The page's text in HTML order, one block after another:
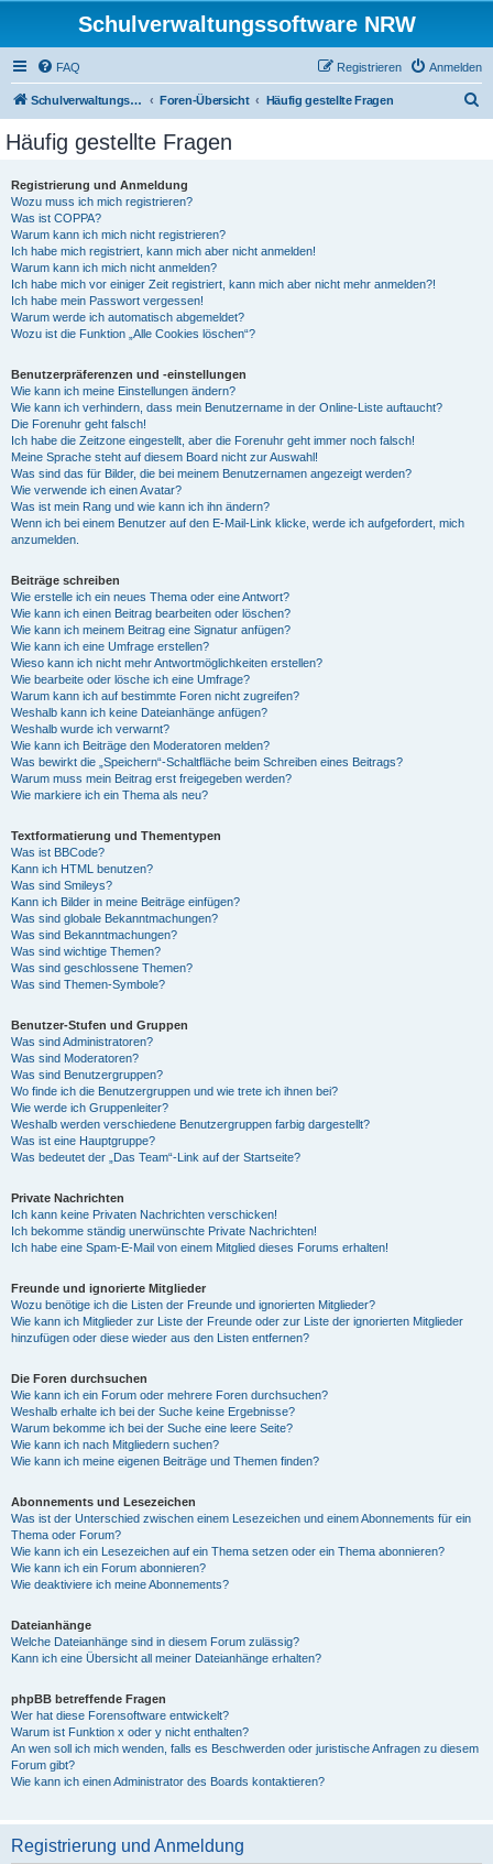
Schulverwaltungssoftware NRW
FAQ Anmelden
Registrieren
Schulverwaltungssoftware NRW Foren-Übersicht Häufig gestellte Fragen
Häufig gestellte Fragen
Registrierung und Anmeldung
Wozu muss ich mich registrieren?
Was ist COPPA?
Warum kann ich mich nicht registrieren?
Ich habe mich registriert, kann mich aber nicht anmelden!
Warum kann ich mich nicht anmelden?
Ich habe mich vor einiger Zeit registriert, kann mich aber nicht mehr anmelden?!
Ich habe mein Passwort vergessen!
Warum werde ich automatisch abgemeldet?
Wozu ist die Funktion „Alle Cookies löschen“?
Benutzerpräferenzen und -einstellungen
Wie kann ich meine Einstellungen ändern?
Wie kann ich verhindern, dass mein Benutzername in der Online-Liste auftaucht?
Die Forenuhr geht falsch!
Ich habe die Zeitzone eingestellt, aber die Forenuhr geht immer noch falsch!
Meine Sprache steht auf diesem Board nicht zur Auswahl!
Was sind das für Bilder, die bei meinem Benutzernamen angezeigt werden?
Wie verwende ich einen Avatar?
Was ist mein Rang und wie kann ich ihn ändern?
Wenn ich bei einem Benutzer auf den E-Mail-Link klicke, werde ich aufgefordert, mich
anzumelden.
Beiträge schreiben
Wie erstelle ich ein neues Thema oder eine Antwort?
Wie kann ich einen Beitrag bearbeiten oder löschen?
Wie kann ich meinem Beitrag eine Signatur anfügen?
Wie kann ich eine Umfrage erstellen?
Wieso kann ich nicht mehr Antwortmöglichkeiten erstellen?
Wie bearbeite oder lösche ich eine Umfrage?
Warum kann ich auf bestimmte Foren nicht zugreifen?
Weshalb kann ich keine Dateianhänge anfügen?
Weshalb wurde ich verwarnt?
Wie kann ich Beiträge den Moderatoren melden?
Was bewirkt die „Speichern“-Schaltfläche beim Schreiben eines Beitrags?
Warum muss mein Beitrag erst freigegeben werden?
Wie markiere ich ein Thema als neu?
Textformatierung und Thementypen
Was ist BBCode?
Kann ich HTML benutzen?
Was sind Smileys?
Kann ich Bilder in meine Beiträge einfügen?
Was sind globale Bekanntmachungen?
Was sind Bekanntmachungen?
Was sind wichtige Themen?
Was sind geschlossene Themen?
Was sind Themen-Symbole?
Benutzer-Stufen und Gruppen
Was sind Administratoren?
Was sind Moderatoren?
Was sind Benutzergruppen?
Wo finde ich die Benutzergruppen und wie trete ich ihnen bei?
Wie werde ich Gruppenleiter?
Weshalb werden verschiedene Benutzergruppen farbig dargestellt?
Was ist eine Hauptgruppe?
Was bedeutet der „Das Team“-Link auf der Startseite?
Private Nachrichten
Ich kann keine Privaten Nachrichten verschicken!
Ich bekomme ständig unerwünschte Private Nachrichten!
Ich habe eine Spam-E-Mail von einem Mitglied dieses Forums erhalten!
Freunde und ignorierte Mitglieder
Wozu benötige ich die Listen der Freunde und ignorierten Mitglieder?
Wie kann ich Mitglieder zur Liste der Freunde oder zur Liste der ignorierten Mitglieder
hinzufügen oder diese wieder aus den Listen entfernen?
Die Foren durchsuchen
Wie kann ich ein Forum oder mehrere Foren durchsuchen?
Weshalb erhalte ich bei der Suche keine Ergebnisse?
Warum bekomme ich bei der Suche eine leere Seite?
Wie kann ich nach Mitgliedern suchen?
Wie kann ich meine eigenen Beiträge und Themen finden?
Abonnements und Lesezeichen
Was ist der Unterschied zwischen einem Lesezeichen und einem Abonnements für ein
Thema oder Forum?
Wie kann ich ein Lesezeichen auf ein Thema setzen oder ein Thema abonnieren?
Wie kann ich ein Forum abonnieren?
Wie deaktiviere ich meine Abonnements?
Dateianhänge
Welche Dateianhänge sind in diesem Forum zulässig?
Kann ich eine Übersicht all meiner Dateianhänge erhalten?
phpBB betreffende Fragen
Wer hat diese Forensoftware entwickelt?
Warum ist Funktion x oder y nicht enthalten?
An wen soll ich mich wenden, falls es Beschwerden oder juristische Anfragen zu diesem
Forum gibt?
Wie kann ich einen Administrator des Boards kontaktieren?
Registrierung und Anmeldung